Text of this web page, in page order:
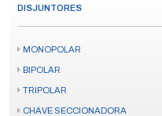
DISJUNTORES
MONOPOLAR
BIPOLAR
TRIPOLAR
CHAVE SECCIONADORA